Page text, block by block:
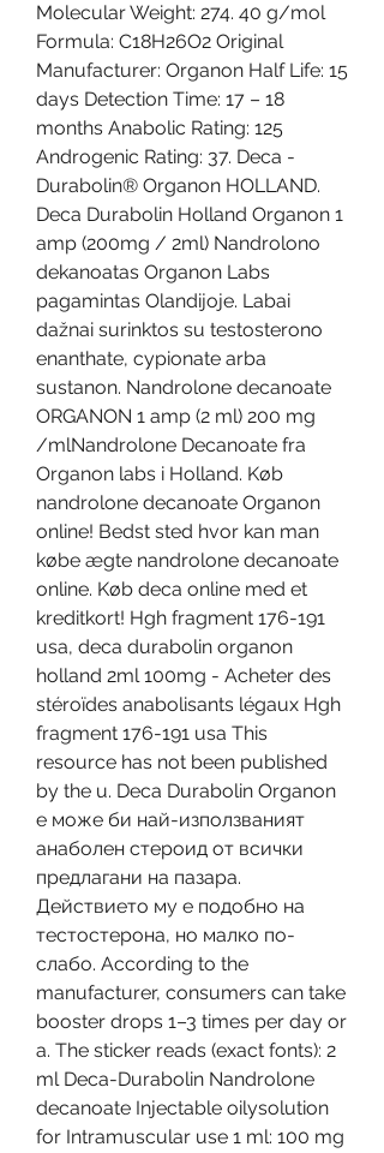
Molecular Weight: 274. 40 g/mol
Formula: C18H26O2 Original
Manufacturer: Organon Half Life: 15
days Detection Time: 17 – 18
months Anabolic Rating: 125
Androgenic Rating: 37. Deca -
Durabolin® Organon HOLLAND.
Deca Durabolin Holland Organon 1
amp (200mg / 2ml) Nandrolono
dekanoatas Organon Labs
pagamintas Olandijoje. Labai
dažnai surinktos su testosterono
enanthate, cypionate arba
sustanon. Nandrolone decanoate
ORGANON 1 amp (2 ml) 200 mg
/mlNandrolone Decanoate fra
Organon labs i Holland. Køb
nandrolone decanoate Organon
online! Bedst sted hvor kan man
købe ægte nandrolone decanoate
online. Køb deca online med et
kreditkort! Hgh fragment 176-191
usa, deca durabolin organon
holland 2ml 100mg - Acheter des
stéroïdes anabolisants légaux Hgh
fragment 176-191 usa This
resource has not been published
by the u. Deca Durabolin Organon
е може би най-използваният
анаболен стероид от всички
предлагани на пазара.
Действието му е подобно на
тестостерона, но малко по-
слабо. According to the
manufacturer, consumers can take
booster drops 1–3 times per day or
a. The sticker reads (exact fonts): 2
ml Deca-Durabolin Nandrolone
decanoate Injectable oilysolution
for Intramuscular use 1 ml: 100 mg